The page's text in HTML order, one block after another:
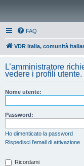
FAQ
VDR Italia, comunità
L’amministratore
vedere i profili utente.
Nome utente:
Password:
Ho dimenticato la password
Rispedisci l’email di attivazione
Ricordami